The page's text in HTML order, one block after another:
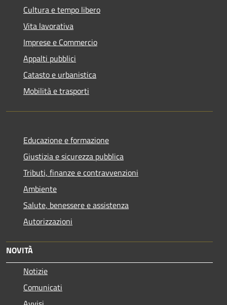
Cultura e tempo libero
Vita lavorativa
Imprese e Commercio
Appalti pubblici
Catasto e urbanistica
Mobilità e trasporti
Educazione e formazione
Giustizia e sicurezza pubblica
Tributi, finanze e contravvenzioni
Ambiente
Salute, benessere e assistenza
Autorizzazioni
NOVITÀ
Notizie
Comunicati